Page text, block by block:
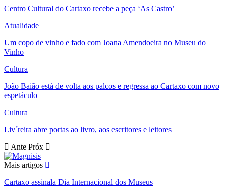
Centro Cultural do Cartaxo recebe a peça ‘As Castro’
Atualidade
Um copo de vinho e fado com Joana Amendoeira no Museu do
Vinho
Cultura
João Baião está de volta aos palcos e regressa ao Cartaxo com novo
espetáculo
Cultura
Liv´reira abre portas ao livro, aos escritores e leitores
Ante Próx
Mais artigos
Cartaxo assinala Dia Internacional dos Museus